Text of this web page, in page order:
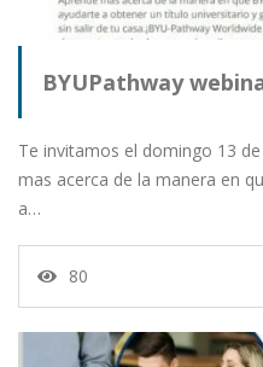
BYUPathway
Te invitamos el domingo 13
mas acerca de la manera en
a…
80